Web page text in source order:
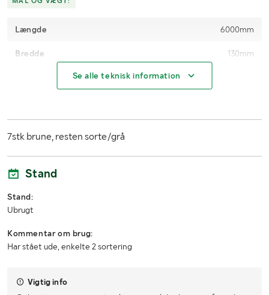
Længde 6000mm
Bredde 130mm
Se alle teknisk information
7stk brune, resten sorte/grå
Stand
Stand:
Ubrugt
Kommentar om brug:
Har stået ude, enkelte 2 sortering
Vigtig info